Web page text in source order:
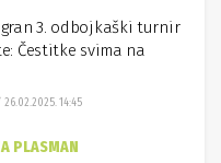
3. odbojkaški turnir
Čestitke svima na
26.02.2025. 14:45
PLASMAN